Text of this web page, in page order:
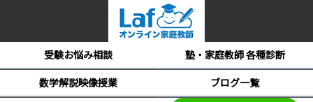
受験お悩み相談
塾・家庭教師 各種診断
数学解説映像授業
ブログ一覧